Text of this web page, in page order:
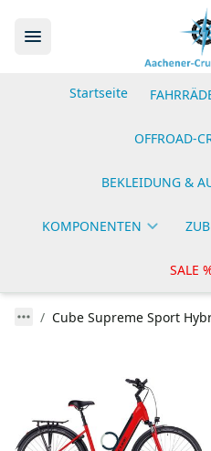
Startseite
OFFROAD-
BEKLEIDUNG &
KOMPONENTEN
SALE
Cube Supreme Sport